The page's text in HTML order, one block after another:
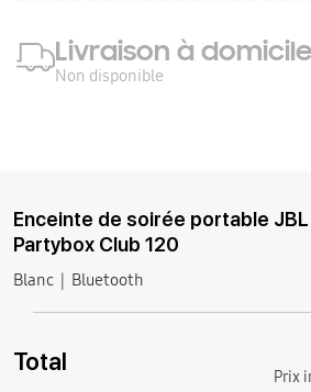
Livraison à domicile
Non disponible
Enceinte de soirée portable JBL
Partybox Club 120
Blanc Bluetooth
Total
Prix